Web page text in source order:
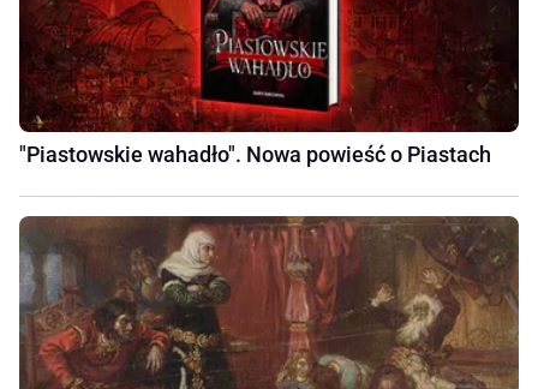
"Piastowskie wahadło". Nowa powieść o Piastach